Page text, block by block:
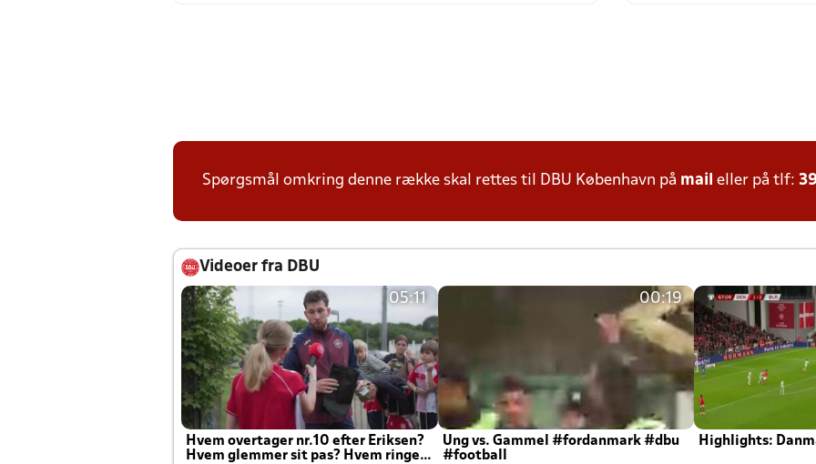
Spørgsmål omkring denne række skal rettes til DBU København på mail eller på tlf:
Videoer fra DBU
05:11
Hvem overtager nr.10 efter Eriksen?
Hvem glemmer sit pas? Hvem ringer
00:19
Ung vs. Gammel #fordanmark #dbu
#football
Highlights: